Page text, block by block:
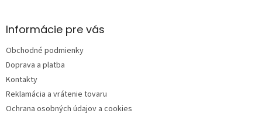
ä
e
Informácie pre vás
Obchodné podmienky
Doprava a platba
Kontakty
Reklamácia a vrátenie tovaru
Ochrana osobných údajov a cookies